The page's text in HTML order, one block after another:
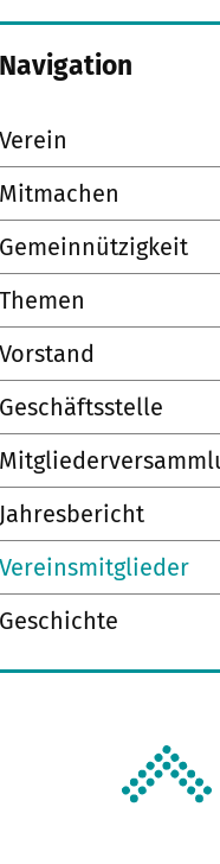
Navigation
Verein
Mitmachen
Gemeinnützigkeit
Themen
Vorstand
Geschäftsstelle
Jahresbericht
Vereinsmitglieder
Geschichte